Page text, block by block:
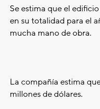
Se estima que el
en su totalidad para el
mucha mano de obra.
La compañía estima
millones de dólares.